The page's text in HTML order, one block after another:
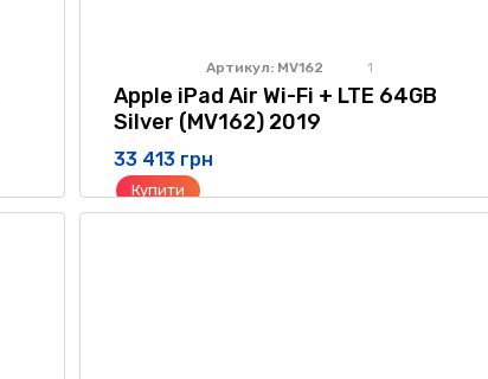
Артикул: MV162 1
Apple iPad Air Wi-Fi + LTE 64GB
Silver (MV162) 2019
33 413 грн
Купити